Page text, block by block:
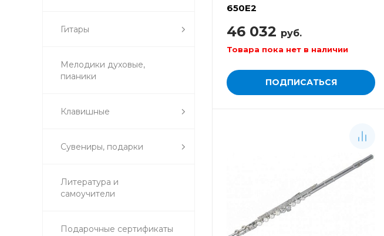
Гитары
Мелодики духовые,
пианики
Клавишные
Сувениры, подарки
Литература и
самоучители
Подарочные сертификаты
650E2
46 032 руб.
Товара пока нет в наличии
ПОДПИСАТЬСЯ